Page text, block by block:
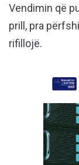
Vendimin që
prill, pra
rifillojë.